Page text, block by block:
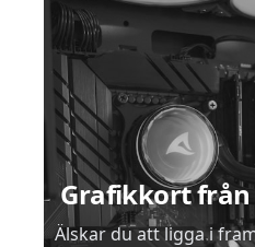
Grafikkort från
Älskar du att ligga i